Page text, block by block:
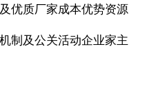
优质厂家成本优势资源
制及公关活动企业家主